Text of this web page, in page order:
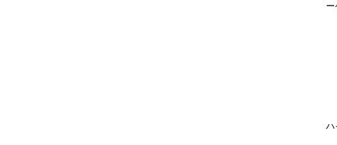
ー
ハ